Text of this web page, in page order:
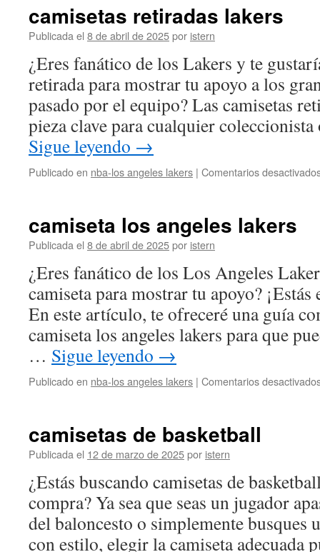
camisetas retiradas lakers
Publicada el 8 de abril de 2025por istern
¿Eres fanático de los Lakers y te
retirada para mostrar tu apoyo a los
pasado por el equipo? Las camisetas
pieza clave para cualquier
Sigue leyendo →
Publicado en nba-los angeles lakers | Comentarios
camiseta los angeles lakers
Publicada el 8 de abril de 2025por istern
¿Eres fanático de los Los Angeles
camiseta para mostrar tu apoyo?
En este artículo, te ofreceré una guía
camiseta los angeles lakers para que
… Sigue leyendo →
Publicado en nba-los angeles lakers | Comentarios
camisetas de basketball
Publicada el 12 de marzo de 2025por istern
¿Estás buscando camisetas de
compra? Ya sea que seas un jugador
del baloncesto o simplemente busques
con estilo, elegir la camiseta adecuada